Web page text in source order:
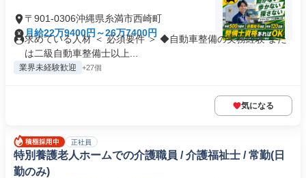
〒901-0306沖縄県糸満市西崎町
月給22万9400円～26万7400円
求めている人材 ＜ 必須要件 ＞ ◆自動車整備の実務経験 また
は二級自動車整備士以上...
業界未経験歓迎 +27個
気になる
正社員
特別養護老人ホームでの介護職員 / 介護福祉士 / 常勤(日
勤のみ)